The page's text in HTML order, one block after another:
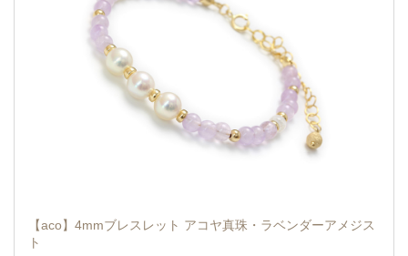
【aco】4mmブレスレット アコヤ真珠・ラベンダーアメジス
ト